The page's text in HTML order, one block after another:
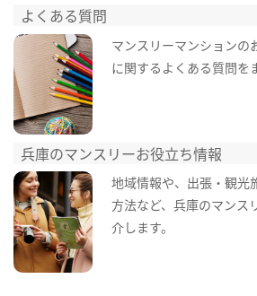
よくある質問
マンスリーマンションの
に関するよくある質問を
兵庫のマンスリーお役立ち情報
地域情報や、出張・観光
方法など、兵庫のマンス
介します。